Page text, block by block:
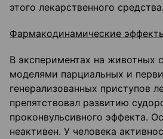
этого лекарственного средства.
Фармакодинамические
В экспериментах на животных
моделями парциальных и
генерализованных приступов
препятствовал развитию
проконвульсивного эффекта.
неактивен. У человека